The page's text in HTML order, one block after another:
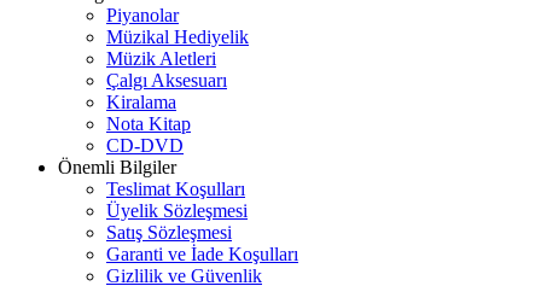
Piyanolar
Müzikal Hediyelik
Müzik Aletleri
Çalgı Aksesuarı
Kiralama
Nota Kitap
CD-DVD
Önemli Bilgiler
Teslimat Koşulları
Üyelik Sözleşmesi
Satış Sözleşmesi
Garanti ve İade Koşulları
Gizlilik ve Güvenlik